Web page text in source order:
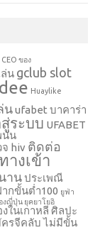
CEO ของ
ล่น gclub slot
Huaylike
นufabet บาคาร่า
ระบบ UFABET
นัน
hiv ติดต่อ
างเข้า
านประเพณี
กขั้นต่ำ100 ยูฟ่า
ญี่ปุ่น ยุคยาโยอิ
ในเกาหลี ศิลปะ
รจีคลับ ไม่มีขั้น